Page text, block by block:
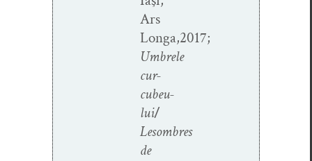
Ars
Longa,2017;
Umbrele
cur­
cubeu­
lui/
Lesombres
de